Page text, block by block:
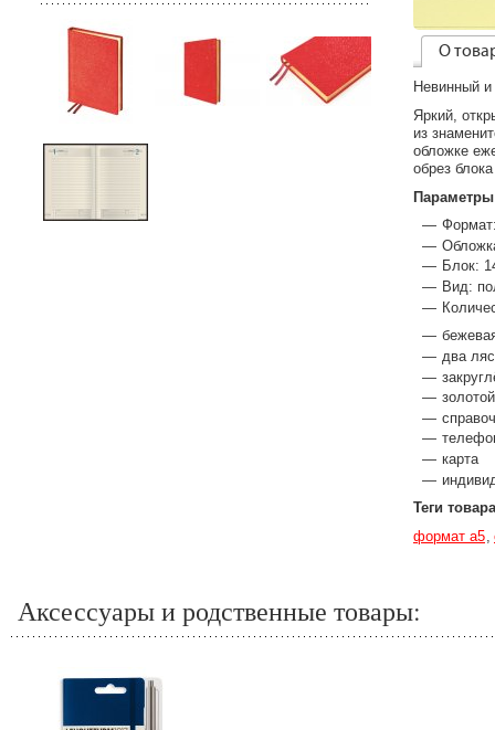
О
Невинный и
Яркий,
из
обложке
обрез
Блок:
Вид:
два
карта
Теги товара
формат а5
Аксессуары и родственные товары: